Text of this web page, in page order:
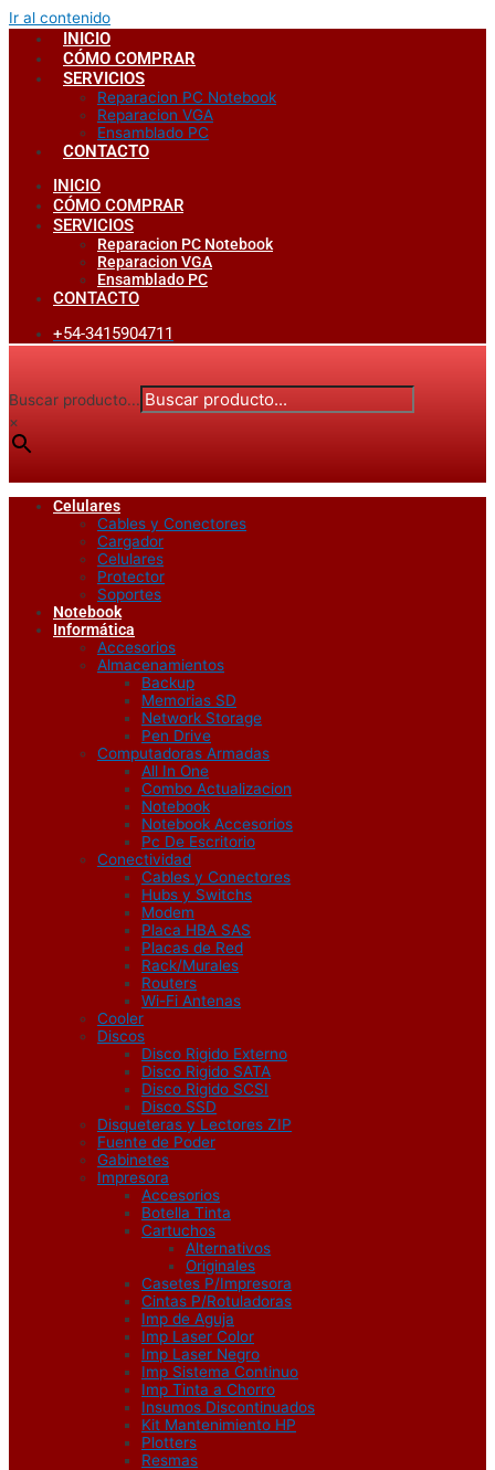
Ir al contenido
INICIO
CÓMO COMPRAR
SERVICIOS
Reparacion PC Notebook
Reparacion VGA
Ensamblado PC
CONTACTO
INICIO
CÓMO COMPRAR
SERVICIOS
Reparacion PC Notebook
Reparacion VGA
Ensamblado PC
CONTACTO
+54-3415904711
Buscar producto...
×
Celulares
Cables y Conectores
Cargador
Celulares
Protector
Soportes
Notebook
Informática
Accesorios
Almacenamientos
Backup
Memorias SD
Network Storage
Pen Drive
Computadoras Armadas
All In One
Combo Actualizacion
Notebook
Notebook Accesorios
Pc De Escritorio
Conectividad
Cables y Conectores
Hubs y Switchs
Modem
Placa HBA SAS
Placas de Red
Rack/Murales
Routers
Wi-Fi Antenas
Cooler
Discos
Disco Rigido Externo
Disco Rigido SATA
Disco Rigido SCSI
Disco SSD
Disqueteras y Lectores ZIP
Fuente de Poder
Gabinetes
Impresora
Accesorios
Botella Tinta
Cartuchos
Alternativos
Originales
Casetes P/Impresora
Cintas P/Rotuladoras
Imp de Aguja
Imp Laser Color
Imp Laser Negro
Imp Sistema Continuo
Imp Tinta a Chorro
Insumos Discontinuados
Kit Mantenimiento HP
Plotters
Resmas